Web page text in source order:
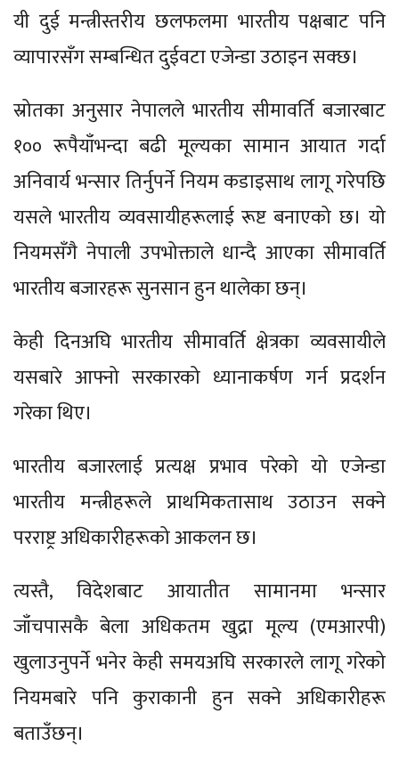
यी दुई मन्त्रीस्तरीय छलफलमा भारतीय पक्षबाट पनि
व्यापारसँग सम्बन्धित दुईवटा एजेन्डा उठाइन सक्छ।
स्रोतका अनुसार नेपालले भारतीय सीमावर्ति बजारबाट
१०० रूपैयाँभन्दा बढी मूल्यका सामान आयात गर्दा
अनिवार्य भन्सार तिर्नुपर्ने नियम कडाइसाथ लागू गरेपछि
यसले भारतीय व्यवसायीहरूलाई रूष्ट बनाएको छ। यो
नियमसँगै नेपाली उपभोक्ताले धान्दै आएका सीमावर्ति
भारतीय बजारहरू सुनसान हुन थालेका छन्।
केही दिनअघि भारतीय सीमावर्ति क्षेत्रका व्यवसायीले
यसबारे आफ्नो सरकारको ध्यानाकर्षण गर्न प्रदर्शन
गरेका थिए।
भारतीय बजारलाई प्रत्यक्ष प्रभाव परेको यो एजेन्डा
भारतीय मन्त्रीहरूले प्राथमिकतासाथ उठाउन सक्ने
परराष्ट्र अधिकारीहरूको आकलन छ।
त्यस्तै, विदेशबाट आयातीत सामानमा भन्सार
जाँचपासकै बेला अधिकतम खुद्रा मूल्य (एमआरपी)
खुलाउनुपर्ने भनेर केही समयअघि सरकारले लागू गरेको
नियमबारे पनि कुराकानी हुन सक्ने अधिकारीहरू
बताउँछन्।